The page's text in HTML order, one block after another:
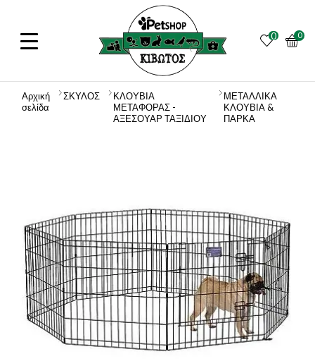
0 0
Αρχική
σελίδα
ΣΚΥΛΟΣ
ΚΛΟΥΒΙΑ
ΜΕΤΑΦΟΡΑΣ -
ΑΞΕΣΟΥΑΡ ΤΑΞΙΔΙΟΥ
ΜΕΤΑΛΛΙΚΑ
ΚΛΟΥΒΙΑ &
ΠΑΡΚΑ